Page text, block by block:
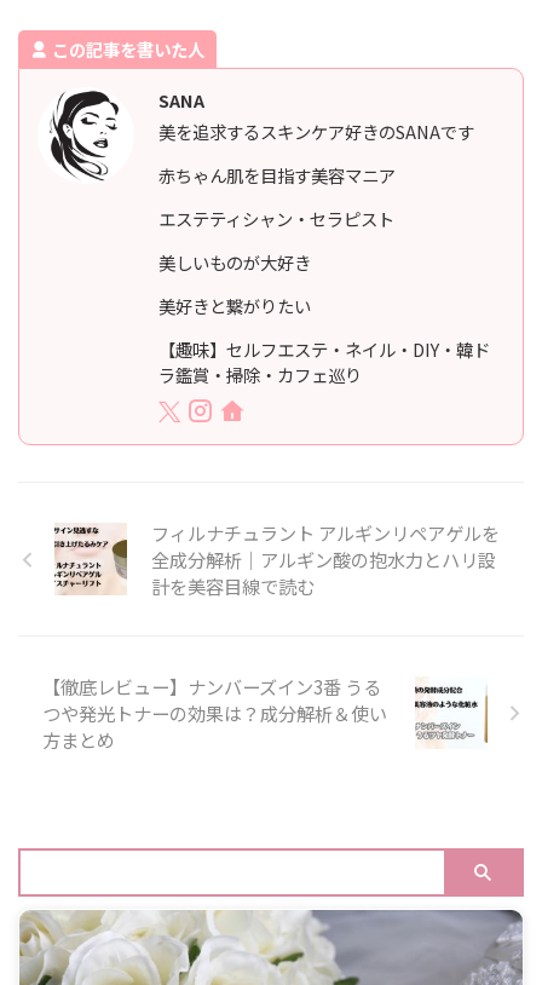
この記事を書いた人
SANA
美を追求するスキンケア好きのSANAです
赤ちゃん肌を目指す美容マニア
エステティシャン・セラピスト
美しいものが大好き
美好きと繋がりたい
【趣味】セルフエステ・ネイル・DIY・韓ド
ラ鑑賞・掃除・カフェ巡り
フィルナチュラント アルギンリペアゲルを
全成分解析｜アルギン酸の抱水力とハリ設
計を美容目線で読む
【徹底レビュー】ナンバーズイン3番 うる
つや発光トナーの効果は？成分解析＆使い
方まとめ